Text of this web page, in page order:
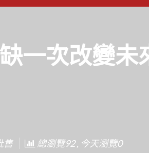
一次改變未
售 總瀏覽92 , 今天瀏覽0